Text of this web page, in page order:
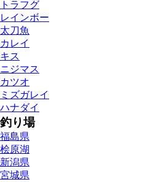
トラフグ
レインボー
太刀魚
カレイ
キス
ニジマス
カツオ
ミズガレイ
ハナダイ
釣り場
福島県
桧原湖
新潟県
宮城県